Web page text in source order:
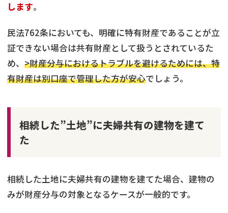
します。
民法762条においても、明確に特有財産であることが立
証できない場合は共有財産として扱うとされているた
め、 >財産分与におけるトラブルを避けるためには、特
有財産は別口座で管理した方が安心でしょう。
相続した”土地”に夫婦共有の建物を建て
た
相続した土地に夫婦共有の建物を建てた場合、建物の
みが財産分与の対象となるケースが一般的です。